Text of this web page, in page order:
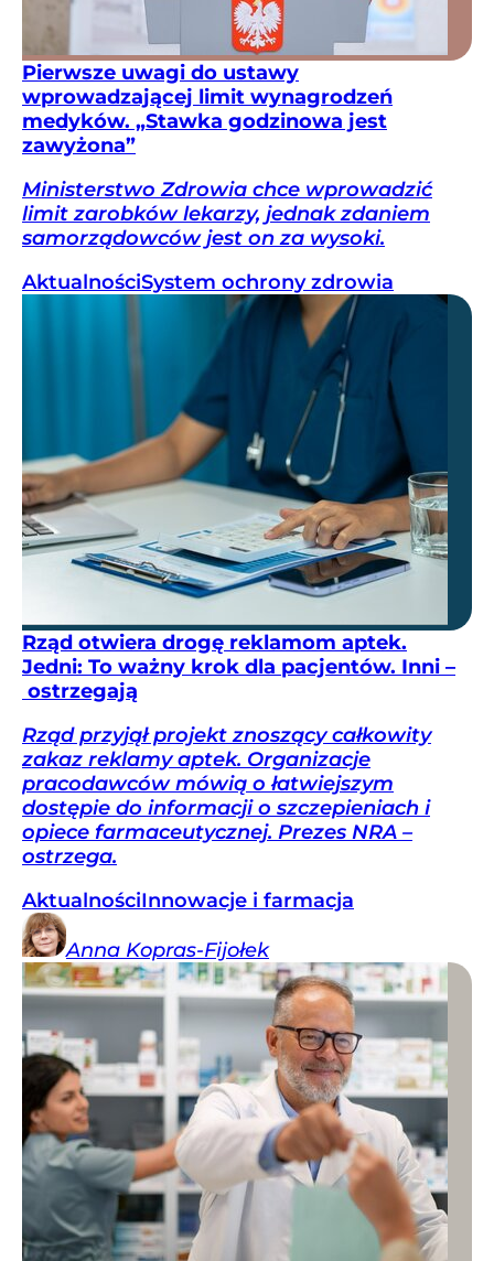
Pierwsze uwagi do ustawy
wprowadzającej limit wynagrodzeń
medyków. „Stawka godzinowa jest
zawyżona”
Ministerstwo Zdrowia chce wprowadzić
limit zarobków lekarzy, jednak zdaniem
samorządowców jest on za wysoki.
AktualnościSystem ochrony zdrowia
Rząd otwiera drogę reklamom aptek.
Jedni: To ważny krok dla pacjentów. Inni –
ostrzegają
Rząd przyjął projekt znoszący całkowity
zakaz reklamy aptek. Organizacje
pracodawców mówią o łatwiejszym
dostępie do informacji o szczepieniach i
opiece farmaceutycznej. Prezes NRA –
ostrzega.
AktualnościInnowacje i farmacja
Anna Kopras-Fijołek